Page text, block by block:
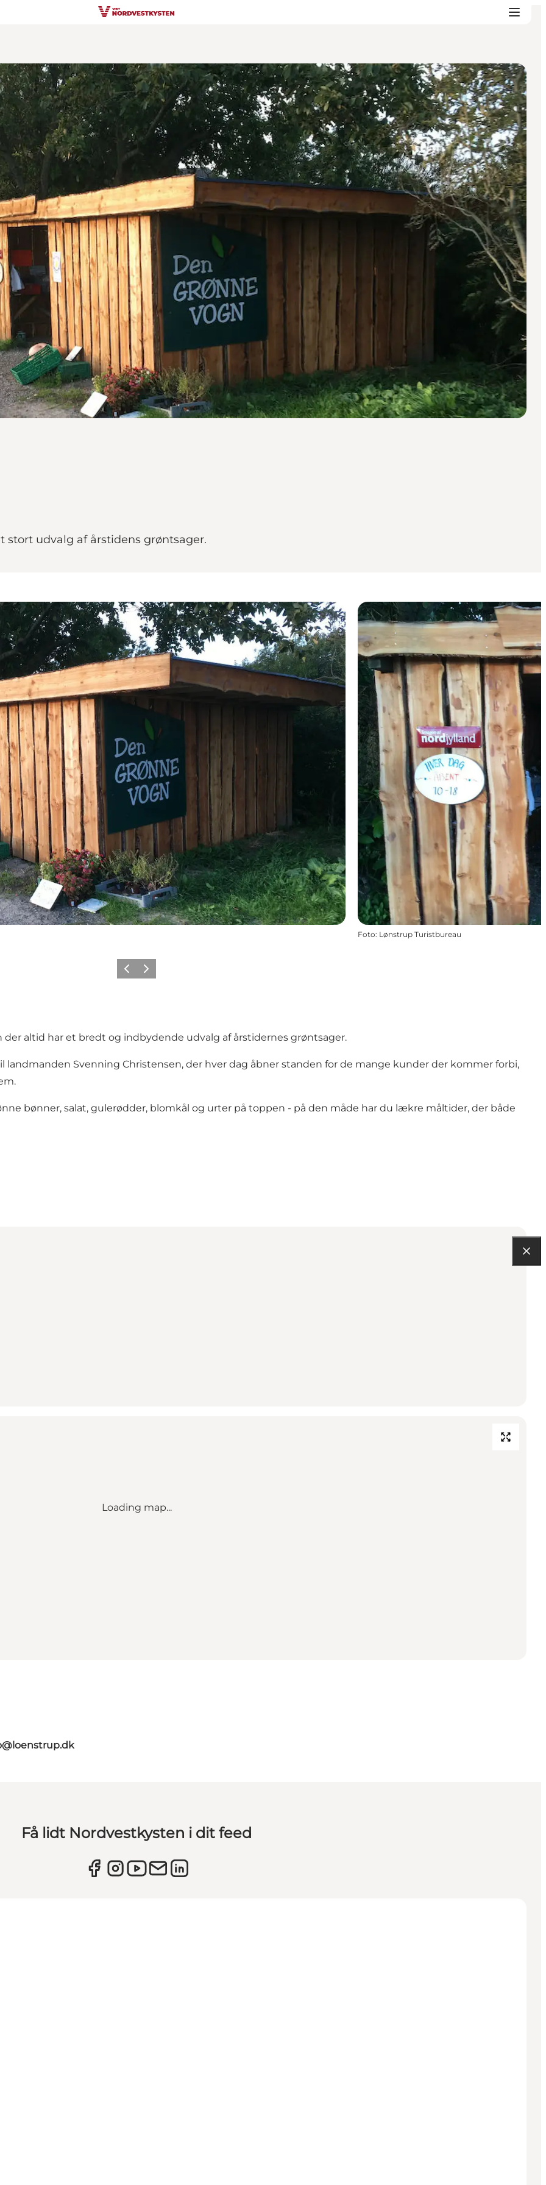
stort udvalg af årstidens grøntsager.
Foto: Lønstrup Turistbureau
ForrigeNæste
altid har et bredt og indbydende udvalg af årstidernes grøntsager.
landmanden Svenning Christensen, der hver dag åbner standen for de mange kunder der kommer forbi,
bønner, salat, gulerødder, blomkål og urter på toppen - på den måde har du lækre måltider, der både
Loading map...
Få lidt Nordvestkysten i dit feed